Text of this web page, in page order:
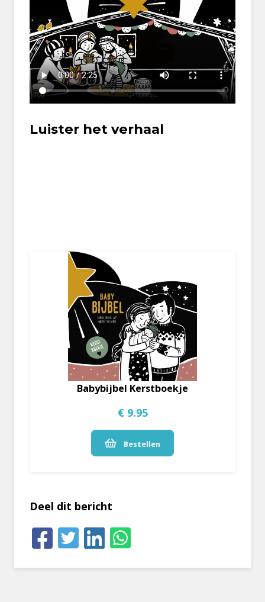
Luister het verhaal
Babybijbel Kerstboekje
€ 9.95
Bestellen
Deel dit bericht